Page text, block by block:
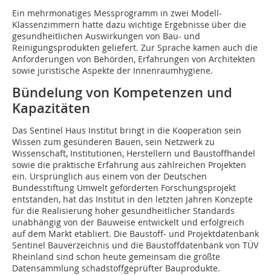
Ein mehrmonatiges Messprogramm in zwei Modell-
Klassenzimmern hatte dazu wichtige Ergebnisse über die
gesundheitlichen Auswirkungen von Bau- und
Reinigungsprodukten geliefert. Zur Sprache kamen auch die
Anforderungen von Behörden, Erfahrungen von Architekten
sowie juristische Aspekte der Innenraumhygiene.
Bündelung von Kompetenzen und
Kapazitäten
Das Sentinel Haus Institut bringt in die Ko­­operation sein
Wissen zum gesünderen Bauen, sein Netzwerk zu
Wissenschaft, Institutionen, Herstellern und Baustoffhandel
sowie die praktische Erfahrung aus zahlreichen Projekten
ein. Ursprünglich aus einem von der Deutschen
Bundesstiftung Umwelt geförderten Forschungsprojekt
entstanden, hat das Institut in den letzten Jahren Konzepte
für die Realisierung hoher gesundheitlicher Standards
unabhängig von der Bauweise entwickelt und erfolgreich
auf dem Markt etabliert. Die Baustoff- und Projektdatenbank
Sentinel Bauverzeichnis und die Baustoffdatenbank von TÜV
Rheinland sind schon heute gemeinsam die größte
Datensammlung schadstoffgeprüfter Bauprodukte.